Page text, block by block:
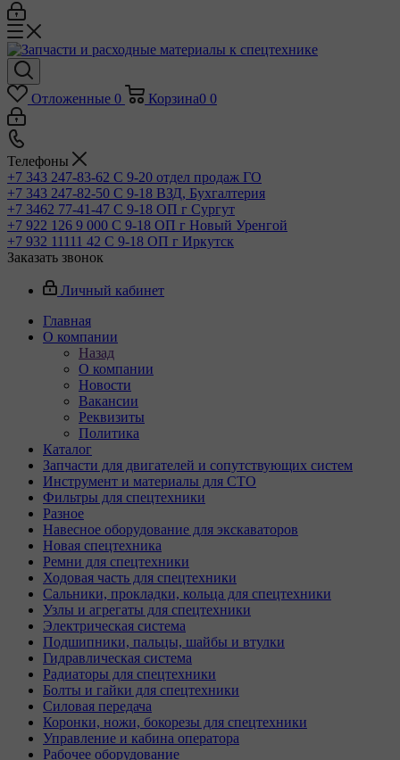
Отложенные 0 Корзина0 0
Телефоны
+7 343 247-83-62 С 9-20 отдел продаж ГО
+7 343 247-82-50 С 9-18 ВЗД, Бухгалтерия
+7 3462 77-41-47 С 9-18 ОП г Сургут
+7 922 126 9 000 С 9-18 ОП г Новый Уренгой
+7 932 11111 42 С 9-18 ОП г Иркутск
Заказать звонок
Личный кабинет
Главная
О компании
Назад
О компании
Новости
Вакансии
Реквизиты
Политика
Каталог
Запчасти для двигателей и сопутствующих систем
Инструмент и материалы для СТО
Фильтры для спецтехники
Разное
Навесное оборудование для экскаваторов
Новая спецтехника
Ремни для спецтехники
Ходовая часть для спецтехники
Сальники, прокладки, кольца для спецтехники
Узлы и агрегаты для спецтехники
Электрическая система
Подшипники, пальцы, шайбы и втулки
Гидравлическая система
Радиаторы для спецтехники
Болты и гайки для спецтехники
Силовая передача
Коронки, ножи, бокорезы для спецтехники
Управление и кабина оператора
Рабочее оборудование